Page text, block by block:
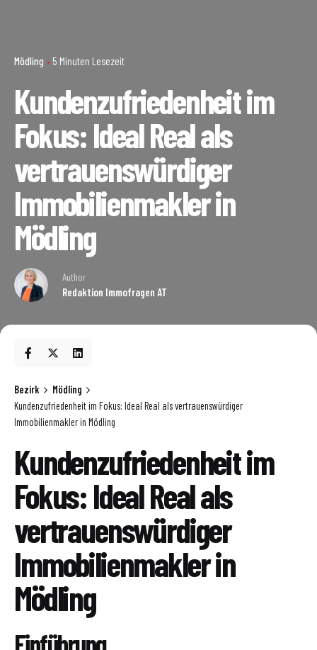
Mödling 5 Minuten Lesezeit
Kundenzufriedenheit im
Fokus: Ideal Real als
vertrauenswürdiger
Immobilienmakler in
Mödling
Author
Redaktion Immofragen AT
Bezirk
Mödling
Kundenzufriedenheit im Fokus: Ideal Real als vertrauenswürdiger
Immobilienmakler in Mödling
Kundenzufriedenheit im
Fokus: Ideal Real als
vertrauenswürdiger
Immobilienmakler in
Mödling